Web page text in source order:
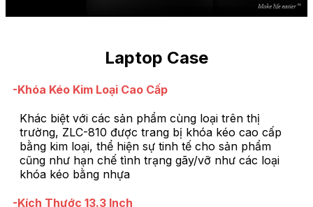
Laptop Case
-Khóa Kéo Kim Loại Cao Cấp
Khác biệt với các sản phẩm cùng loại trên thị
trường, ZLC-810 được trang bị khóa kéo cao cấp
bằng kim loại, thể hiện sự tinh tế cho sản phẩm
cũng như hạn chế tình trạng gãy/vỡ như các loại
khóa kéo bằng nhựa
-Kích Thước 13.3 Inch